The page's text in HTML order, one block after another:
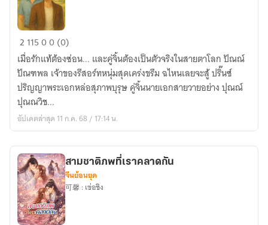
รัก(ลับ)รัก
ฉบับ
นาย
ซุป
ตาร์
2 11500 (0)
เมื่อรักแท้ต้องซ่อน... และคู่จิ้นต้องเป็นตัวจริงในสายตาโลก ปัณณ์
ปัณฑพล เจ้าของรีสอร์ทหนุ่มสุดเคร่งขรึม ฉไหนเลยจะสู้ ปริ๊นซ์
ปริญญาพระเอกหล่อสุภาพบุรุษ คู่จิ้นนายเอกสายวายอย่าง ปุณณ์
ปุณณวิช...
อัปเดตล่าสุด 11 ก.ค. 68 / 17:14 น.
สามชาติภพที่เราคลาดกัน
จีนย้อนยุค
可馨 : เข่อซิง